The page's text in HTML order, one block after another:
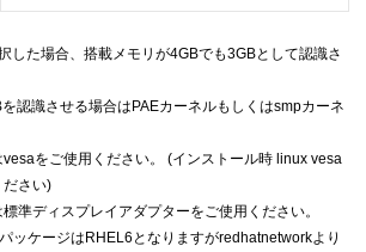
した場合、搭載メモリが4GBでも3GBとして認識さ
認識させる場合はPAEカーネルもしくはsmpカーネ
をご使用ください。 (インストール時 linux vesa
ださい)
準ディスプレイアダプターをご使用ください。
ッケージはRHEL6となりますがredhatnetworkより